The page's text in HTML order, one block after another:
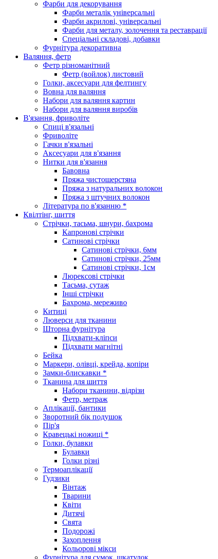
Фарби для декорування
Фарби металік універсальні
Фарби акрилові, універсальні
Фарби для металу, золочення та реставрації
Спеціальні складові, добавки
Фурнітура декоративна
Валяння, фетр
Фетр різноманітний
Фетр (войлок) листовий
Голки, аксесуари для фелтингу
Вовна для валяння
Набори для валяння картин
Набори для валяння виробів
В'язання, фриволіте
Спиці в'язальні
Фриволіте
Гачки в'язальні
Аксесуари для в'язання
Нитки для в'язання
Бавовна
Пряжа чистошерстяна
Пряжа з натуральних волокон
Пряжа з штучних волокон
Література по в'язанню *
Квілтінг, шиття
Стрічки, тасьма, шнури, бахрома
Капронові стрічки
Сатинові стрічки
Сатинові стрічки, 6мм
Сатинові стрічки, 25мм
Сатинові стрічки, 1см
Люрексові стрічки
Тасьма, сутаж
Інші стрічки
Бахрома, мереживо
Китиці
Люверси для тканини
Шторна фурнітура
Підхвати-кліпси
Підхвати магнітні
Бейка
Маркери, олівці, крейда, копіри
Замки-блискавки *
Тканина для шиття
Набори тканини, відрізи
Фетр, метраж
Аплікації, бантики
Зворотний бік подушок
Пір'я
Кравецькі ножиці *
Голки, булавки
Булавки
Голки різні
Термоаплікації
Гудзики
Вінтаж
Тварини
Квіти
Дитячі
Свята
Подорожі
Захоплення
Кольорові мікси
Фурнітура для сумок, шкатулок